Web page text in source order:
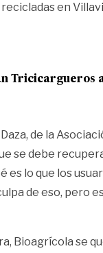
en
Tricicargueros
de la
debe
es lo que los
de eso, pero
Bioagrícola se